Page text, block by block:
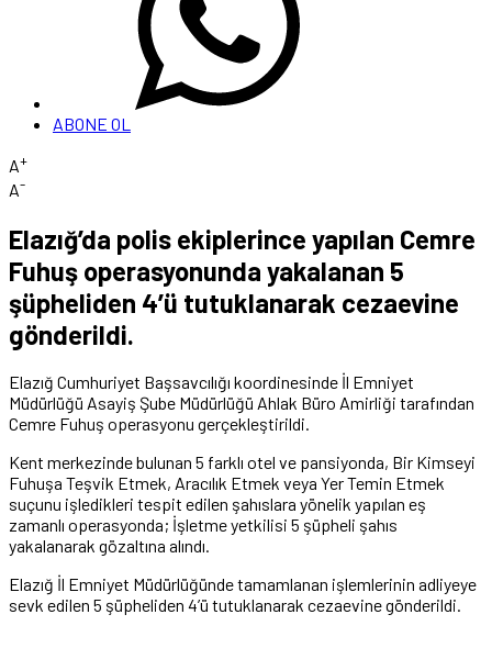
ABONE OL
A+
A-
Elazığ’da polis ekiplerince yapılan Cemre
Fuhuş operasyonunda yakalanan 5
şüpheliden 4’ü tutuklanarak cezaevine
gönderildi.
Elazığ Cumhuriyet Başsavcılığı koordinesinde İl Emniyet
Müdürlüğü Asayiş Şube Müdürlüğü Ahlak Büro Amirliği tarafından
Cemre Fuhuş operasyonu gerçekleştirildi.
Kent merkezinde bulunan 5 farklı otel ve pansiyonda, Bir Kimseyi
Fuhuşa Teşvik Etmek, Aracılık Etmek veya Yer Temin Etmek
suçunu işledikleri tespit edilen şahıslara yönelik yapılan eş
zamanlı operasyonda; İşletme yetkilisi 5 şüpheli şahıs
yakalanarak gözaltına alındı.
Elazığ İl Emniyet Müdürlüğünde tamamlanan işlemlerinin adliyeye
sevk edilen 5 şüpheliden 4’ü tutuklanarak cezaevine gönderildi.